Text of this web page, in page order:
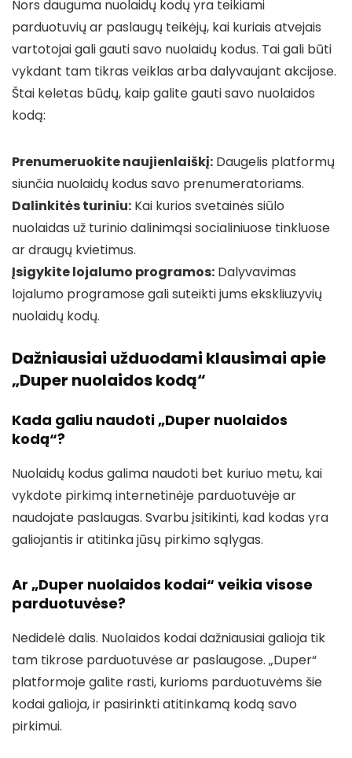
Nors dauguma nuolaidų kodų yra teikiami
parduotuvių ar paslaugų teikėjų, kai kuriais atvejais
vartotojai gali gauti savo nuolaidų kodus. Tai gali būti
vykdant tam tikras veiklas arba dalyvaujant akcijose.
Štai keletas būdų, kaip galite gauti savo nuolaidos
kodą:
Prenumeruokite naujienlaiškį: Daugelis platformų
siunčia nuolaidų kodus savo prenumeratoriams.
Dalinkitės turiniu: Kai kurios svetainės siūlo
nuolaidas už turinio dalinimąsi socialiniuose tinkluose
ar draugų kvietimus.
Įsigykite lojalumo programos: Dalyvavimas
lojalumo programose gali suteikti jums ekskliuzyvių
nuolaidų kodų.
Dažniausiai užduodami klausimai apie
„Duper nuolaidos kodą“
Kada galiu naudoti „Duper nuolaidos
kodą“?
Nuolaidų kodus galima naudoti bet kuriuo metu, kai
vykdote pirkimą internetinėje parduotuvėje ar
naudojate paslaugas. Svarbu įsitikinti, kad kodas yra
galiojantis ir atitinka jūsų pirkimo sąlygas.
Ar „Duper nuolaidos kodai“ veikia visose
parduotuvėse?
Nedidelė dalis. Nuolaidos kodai dažniausiai galioja tik
tam tikrose parduotuvėse ar paslaugose. „Duper“
platformoje galite rasti, kurioms parduotuvėms šie
kodai galioja, ir pasirinkti atitinkamą kodą savo
pirkimui.